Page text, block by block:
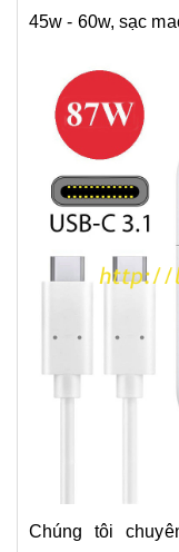
45w - 60w, sạc
Chúng tôi